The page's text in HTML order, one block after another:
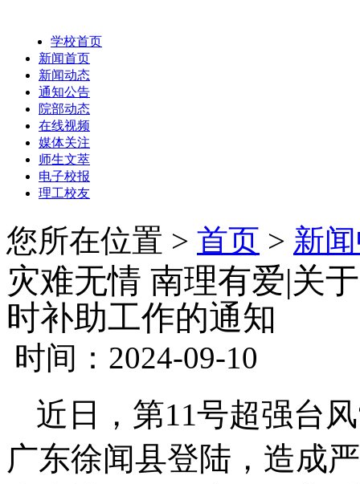
学校首页
新闻首页
新闻动态
通知公告
院部动态
在线视频
媒体关注
师生文萃
电子校报
理工校友
您所在位置 > 首页 > 新
灾难无情 南理有爱|关
时补助工作的通知
时间：2024-09-10
近日，第11号超强台
广东徐闻县登陆，造成